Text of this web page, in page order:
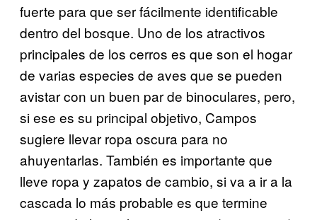
fuerte para que ser fácilmente identificable
dentro del bosque. Uno de los atractivos
principales de los cerros es que son el hogar
de varias especies de aves que se pueden
avistar con un buen par de binoculares, pero,
si ese es su principal objetivo, Campos
sugiere llevar ropa oscura para no
ahuyentarlas. También es importante que
lleve ropa y zapatos de cambio, si va a ir a la
cascada lo más probable es que termine